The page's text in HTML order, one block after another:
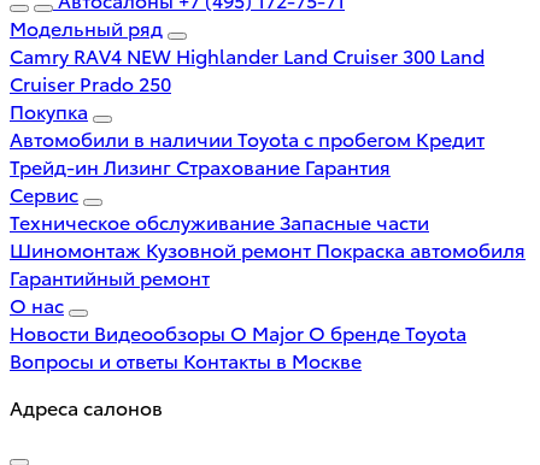
Модельный ряд
Camry RAV4 NEW Highlander Land Cruiser 300 Land
Cruiser Prado 250
Покупка
Автомобили в наличии Toyota с пробегом Кредит
Трейд-ин Лизинг Страхование Гарантия
Сервис
Техническое обслуживаниеЗапасные части
Шиномонтаж Кузовной ремонт Покраска автомобиля
Гарантийный ремонт
О нас
Новости Видеообзоры О Major О бренде Toyota
Вопросы и ответы Контакты в Москве
Адреса салонов